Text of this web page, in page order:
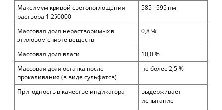
Максимум кривой светопоглощения
раствора 1:250000
585 –595 нм
Массовая доля нерастворимых в
этиловом спирте веществ
0,8 %
Массовая доля влаги
10,0 %
Массовая доля остатка после
прокаливания (в виде сульфатов)
не более 2,5 %
Пригодность в качестве индикатора
выдерживает
испытание